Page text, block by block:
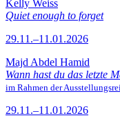
Kelly Weiss
Quiet enough to forget
29.11.–11.01.2026
Majd Abdel Hamid
Wann hast du das letzte
im Rahmen der
29.11.–11.01.2026